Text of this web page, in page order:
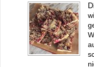
Die Zwetschken sind reif – also